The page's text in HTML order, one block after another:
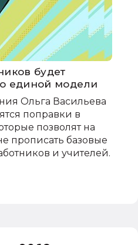
будет
единой модели
Ольга Васильева
поправки в
позволят на
прописать базовые
и учителей.